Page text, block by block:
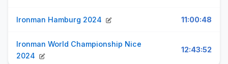
Ironman Hamburg 2024 11:00:48
Ironman World Championship Nice
2024
12:43:52